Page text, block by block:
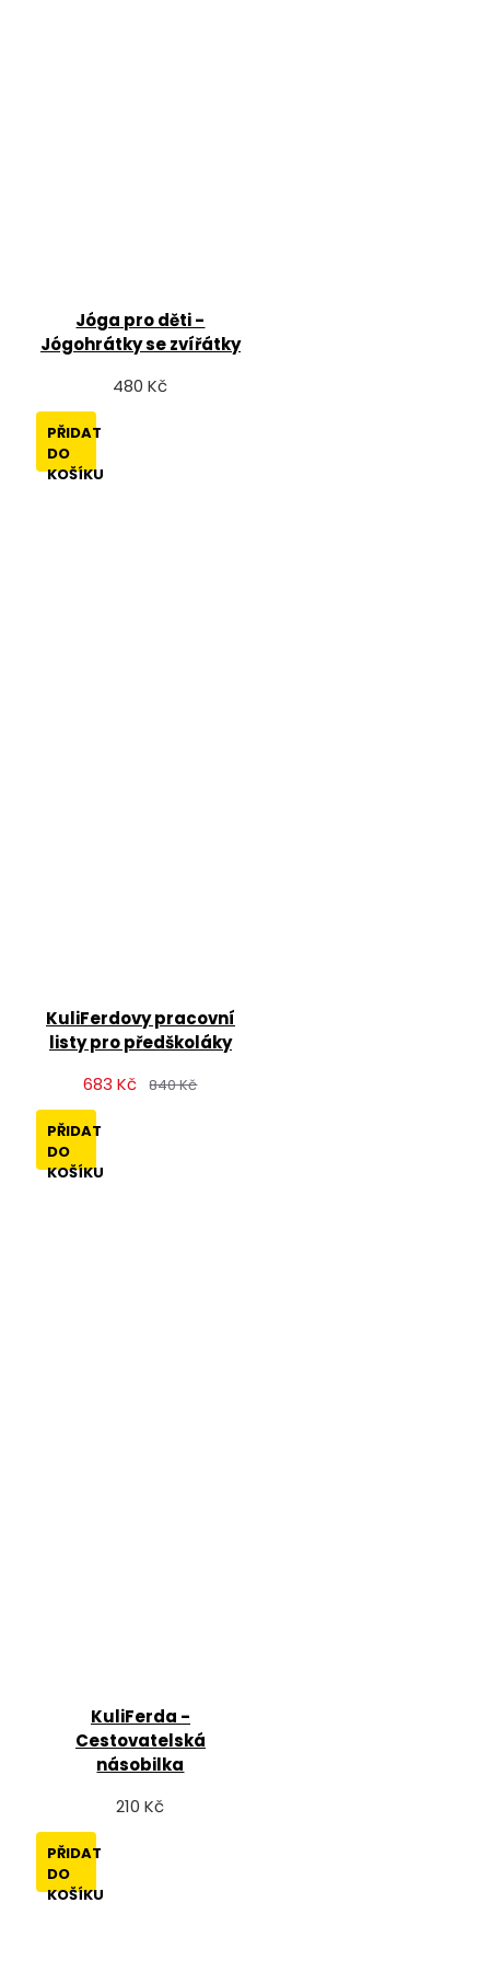
Jóga pro děti -
Jógohrátky se zvířátky
480 Kč
PŘIDAT
DO
KOŠÍKU
KuliFerdovy pracovní
listy pro předškoláky
683 Kč
840 Kč
PŘIDAT
DO
KOŠÍKU
KuliFerda -
Cestovatelská
násobilka
210 Kč
PŘIDAT
DO
KOŠÍKU